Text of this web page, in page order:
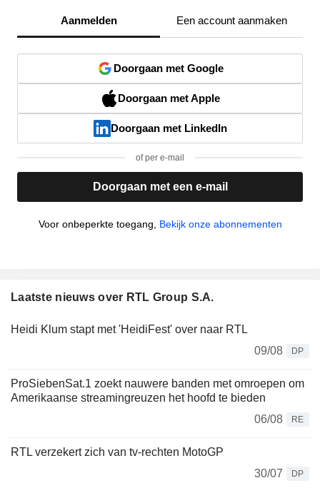
Aanmelden Een account aanmaken
Doorgaan met Google
Doorgaan met Apple
Doorgaan met LinkedIn
of per e-mail
Doorgaan met een e-mail
Voor onbeperkte toegang, Bekijk onze abonnementen
Laatste nieuws over RTL Group S.A.
Heidi Klum stapt met 'HeidiFest' over naar RTL
09/08
DP
ProSiebenSat.1 zoekt nauwere banden met omroepen om
Amerikaanse streamingreuzen het hoofd te bieden
06/08
RE
RTL verzekert zich van tv-rechten MotoGP
30/07
DP